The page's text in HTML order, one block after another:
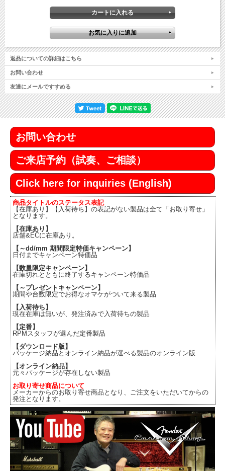
返品についての詳細はこちら
お問い合わせ
友達にメールですすめる
お問い合わせ
ご来店予約（試奏、ご相談）
Click here for inquiries (English)
商品タイトルのステータス表記
【在庫あり】【入荷待ち】の表記がない製品は全て「お取り寄せ」
となります。
【在庫あり】
店舗&ECに在庫あり。
【～dd/mm 期間限定特価キャンペーン】
日付までキャンペーン特価品
【数量限定キャンペーン】
在庫切れとともに終了するキャンペーン特価品
【～プレゼントキャンペーン】
期間や台数限定でお得なオマケがついて来る製品
【入荷待ち】
現在在庫は無いが、発注済みで入荷待ちの製品
【定番】
RPMスタッフが選んだ定番製品
【ダウンロード版】
パッケージ納品とオンライン納品が選べる製品のオンライン版
【オンライン納品】
元々パッケージが存在しない製品
お取り寄せ商品について
メーカーからのお取り寄せ商品となり、ご注文をいただいてからの
発注となります。